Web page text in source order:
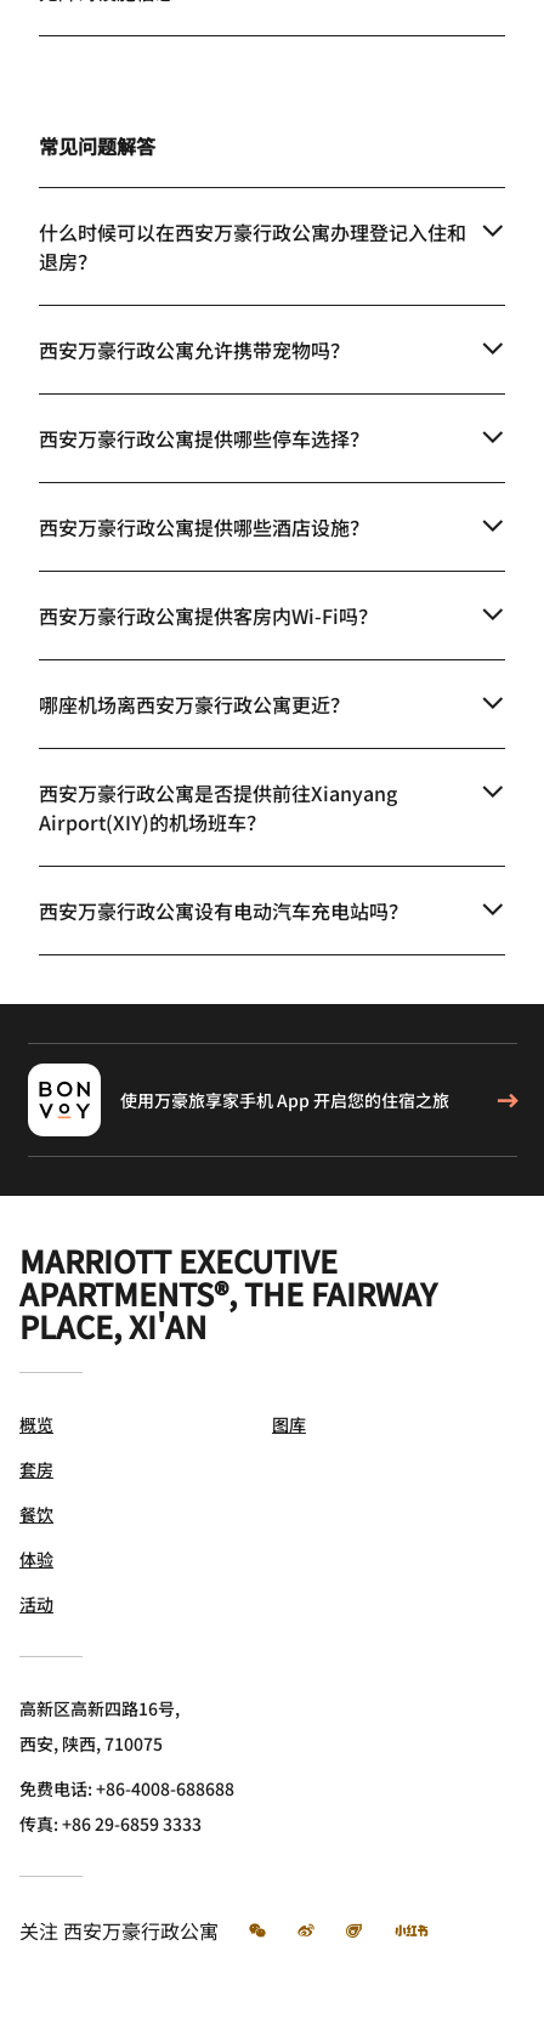
常见问题解答
什么时候可以在西安万豪行政公寓办理登记入住和
退房？
西安万豪行政公寓允许携带宠物吗？
西安万豪行政公寓提供哪些停车选择？
西安万豪行政公寓提供哪些酒店设施？
西安万豪行政公寓提供客房内Wi-Fi吗？
哪座机场离西安万豪行政公寓更近？
西安万豪行政公寓是否提供前往Xianyang
Airport(XIY)的机场班车？
西安万豪行政公寓设有电动汽车充电站吗？
使用万豪旅享家手机 App 开启您的住宿之旅
MARRIOTT EXECUTIVE
APARTMENTS®, THE FAIRWAY
PLACE, XI'AN
概览
套房
餐饮
体验
活动
图库
高新区高新四路16号,
西安, 陕西, 710075
免费电话:+86-4008-688688
传真:+86 29-6859 3333
关注 西安万豪行政公寓 微信 微博 飞猪 小红书